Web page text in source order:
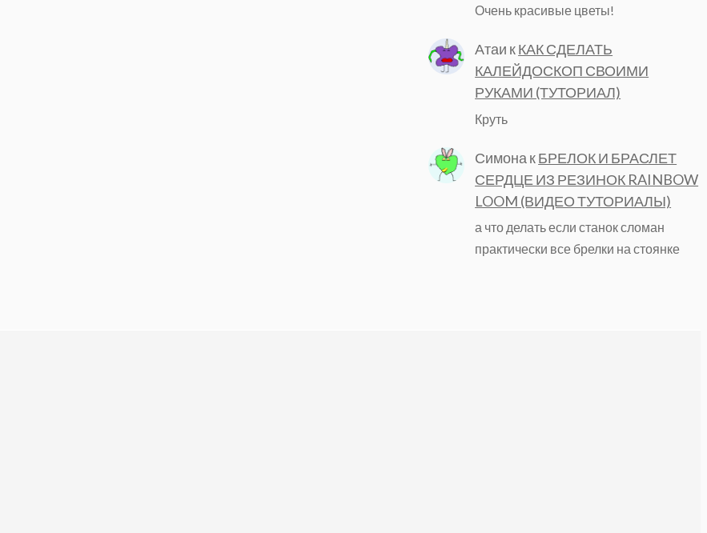
Очень красивые цветы!
Атаи кКАК СДЕЛАТЬ
КАЛЕЙДОСКОП СВОИМИ
РУКАМИ (ТУТОРИАЛ)
Круть
Симона кБРЕЛОК И БРАСЛЕТ
СЕРДЦЕ ИЗ РЕЗИНОК RAINBOW
LOOM (ВИДЕО ТУТОРИАЛЫ)
а что делать если станок сломан
практически все брелки на стоянке